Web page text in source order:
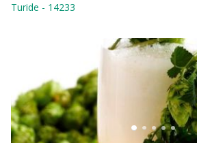
Turide - 14233